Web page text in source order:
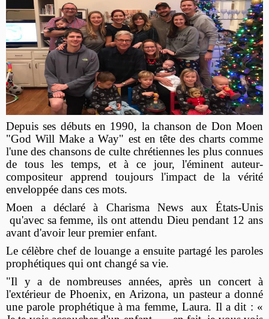
Depuis ses débuts en 1990, la chanson de Don Moen
"God Will Make a Way" est en tête des charts comme
l'une des chansons de culte chrétiennes les plus connues
de tous les temps, et à ce jour, l'éminent auteur-
compositeur apprend toujours l'impact de la vérité
enveloppée dans ces mots.
Moen a déclaré à Charisma News aux États-Unis
qu'avec sa femme, ils ont attendu Dieu pendant 12 ans
avant d'avoir leur premier enfant.
Le célèbre chef de louange a ensuite partagé les paroles
prophétiques qui ont changé sa vie.
"Il y a de nombreuses années, après un concert à
l'extérieur de Phoenix, en Arizona, un pasteur a donné
une parole prophétique à ma femme, Laura. Il a dit : «